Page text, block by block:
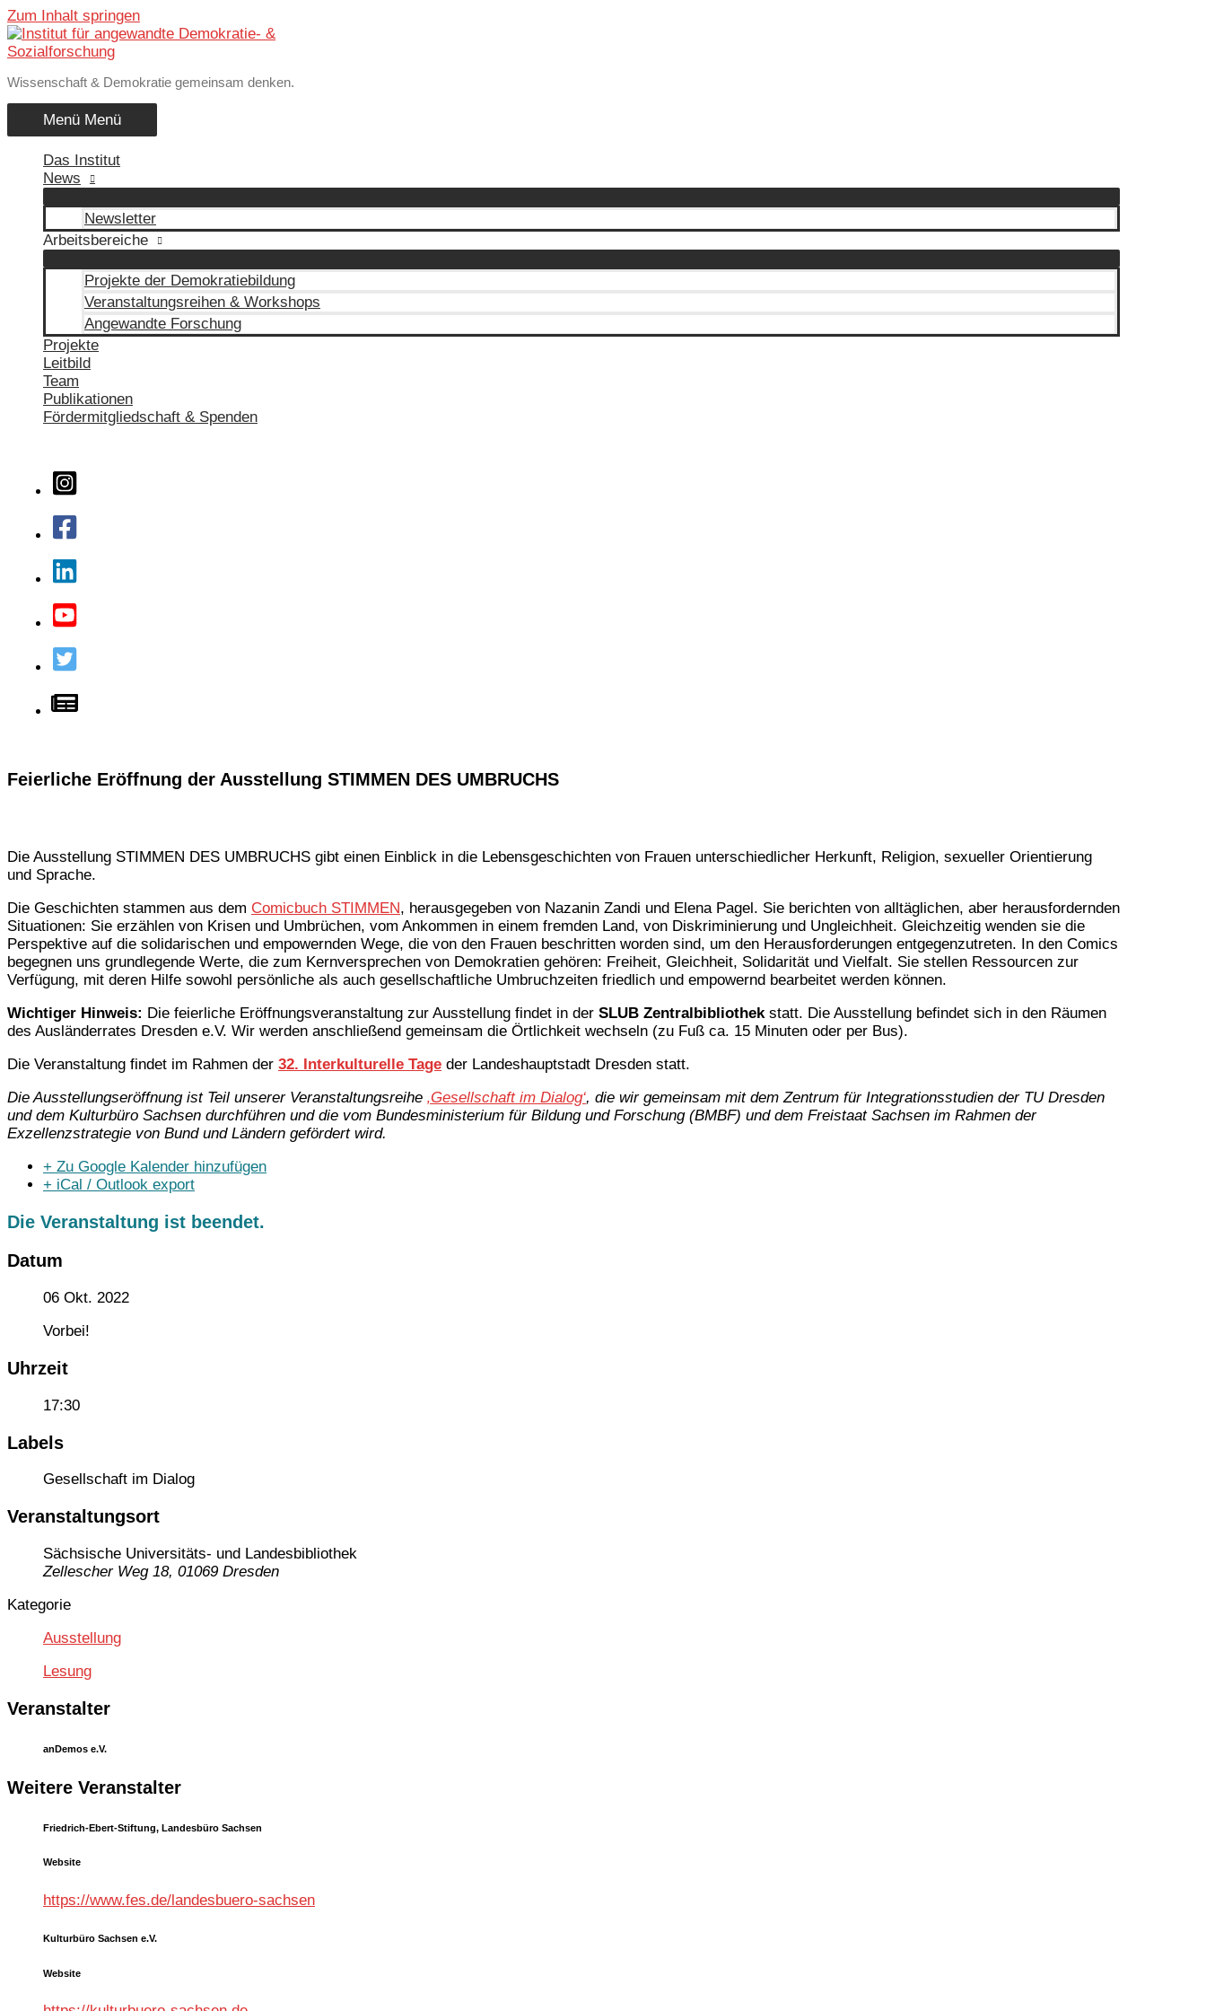
Zum Inhalt springen
Wissenschaft & Demokratie gemeinsam denken.
Menü Menü
Das Institut
News
Newsletter
Arbeitsbereiche
Projekte der Demokratiebildung
Veranstaltungsreihen & Workshops
Angewandte Forschung
Projekte
Leitbild
Team
Publikationen
Fördermitgliedschaft & Spenden
Feierliche Eröffnung der Ausstellung STIMMEN DES UMBRUCHS
Die Ausstellung STIMMEN DES UMBRUCHS gibt einen Einblick in die Lebensgeschichten von Frauen unterschiedlicher Herkunft, Religion, sexueller Orientierung
und Sprache.
Die Geschichten stammen aus dem Comicbuch STIMMEN, herausgegeben von Nazanin Zandi und Elena Pagel. Sie berichten von alltäglichen, aber herausfordernden
Situationen: Sie erzählen von Krisen und Umbrüchen, vom Ankommen in einem fremden Land, von Diskriminierung und Ungleichheit. Gleichzeitig wenden sie die
Perspektive auf die solidarischen und empowernden Wege, die von den Frauen beschritten worden sind, um den Herausforderungen entgegenzutreten. In den Comics
begegnen uns grundlegende Werte, die zum Kernversprechen von Demokratien gehören: Freiheit, Gleichheit, Solidarität und Vielfalt. Sie stellen Ressourcen zur
Verfügung, mit deren Hilfe sowohl persönliche als auch gesellschaftliche Umbruchzeiten friedlich und empowernd bearbeitet werden können.
Wichtiger Hinweis: Die feierliche Eröffnungsveranstaltung zur Ausstellung findet in der SLUB Zentralbibliothekstatt. Die Ausstellung befindet sich in den Räumen
des Ausländerrates Dresden e.V. Wir werden anschließend gemeinsam die Örtlichkeit wechseln (zu Fuß ca. 15 Minuten oder per Bus).
Die Veranstaltung findet im Rahmen der 32. Interkulturelle Tage der Landeshauptstadt Dresden statt.
Die Ausstellungseröffnung ist Teil unserer Veranstaltungsreihe ‚Gesellschaft im Dialog‘, die wir gemeinsam mit dem Zentrum für Integrationsstudien der TU Dresden
und dem Kulturbüro Sachsen durchführen und die vom Bundesministerium für Bildung und Forschung (BMBF) und dem Freistaat Sachsen im Rahmen der
Exzellenzstrategie von Bund und Ländern gefördert wird.
+ Zu Google Kalender hinzufügen
+ iCal / Outlook export
Die Veranstaltung ist beendet.
Datum
06 Okt. 2022
Vorbei!
Uhrzeit
17:30
Labels
Gesellschaft im Dialog
Veranstaltungsort
Sächsische Universitäts- und Landesbibliothek
Zellescher Weg 18, 01069 Dresden
Kategorie
Ausstellung
Lesung
Veranstalter
anDemos e.V.
Weitere Veranstalter
Friedrich-Ebert-Stiftung, Landesbüro Sachsen
Website
https://www.fes.de/landesbuero-sachsen
Kulturbüro Sachsen e.V.
Website